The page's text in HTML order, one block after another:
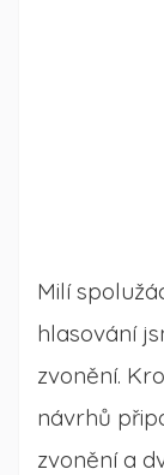
Milí
hlasování
zvonění.
návrhů
zvonění a